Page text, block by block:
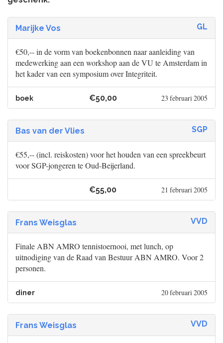
Marijke Vos GL
€50,-- in de vorm van boekenbonnen naar aanleiding van
medewerking aan een workshop aan de VU te Amsterdam in
het kader van een symposium over Integriteit.
boek €50,00 23 februari 2005
Bas van der Vlies SGP
€55,-- (incl. reiskosten) voor het houden van een spreekbeurt
voor SGP-jongeren te Oud-Beijerland.
€55,00 21 februari 2005
Frans Weisglas VVD
Finale ABN AMRO tennistoernooi, met lunch, op
uitnodiging van de Raad van Bestuur ABN AMRO. Voor 2
personen.
diner 20 februari 2005
Frans Weisglas VVD